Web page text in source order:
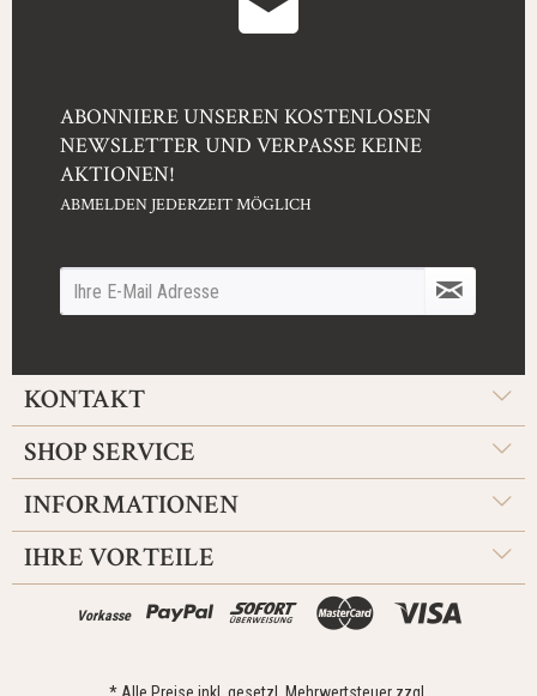
ABONNIERE UNSEREN KOSTENLOSEN
NEWSLETTER UND VERPASSE KEINE
AKTIONEN!
ABMELDEN JEDERZEIT MÖGLICH
KONTAKT
SHOP SERVICE
INFORMATIONEN
IHRE VORTEILE
Vorkasse